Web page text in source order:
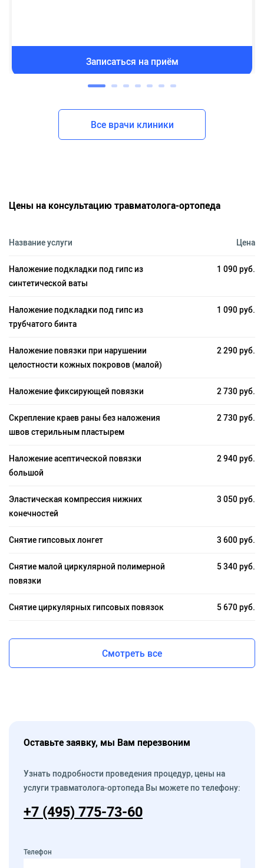
Записаться на приём
Все врачи клиники
Цены на консультацию травматолога-ортопеда
Название услуги Цена
Наложение подкладки под гипс из
синтетической ваты
1 090 руб.
Наложение подкладки под гипс из
трубчатого бинта
1 090 руб.
Наложение повязки при нарушении
целостности кожных покровов (малой)
2 290 руб.
Наложение фиксирующей повязки 2 730 руб.
Скрепление краев раны без наложения
швов стерильным пластырем
2 730 руб.
Наложение асептической повязки
большой
2 940 руб.
Эластическая компрессия нижних
конечностей
3 050 руб.
Снятие гипсовых лонгет 3 600 руб.
Снятие малой циркулярной полимерной
повязки
5 340 руб.
Снятие циркулярных гипсовых повязок 5 670 руб.
Смотреть все
Оставьте заявку, мы Вам перезвоним
Узнать подробности проведения процедур, цены на
услуги травматолога-ортопеда Вы можете по телефону:
+7 (495) 775-73-60
Телефон